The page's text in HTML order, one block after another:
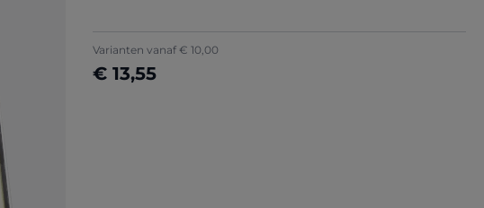
Varianten vanaf € 10,00
€ 13,55